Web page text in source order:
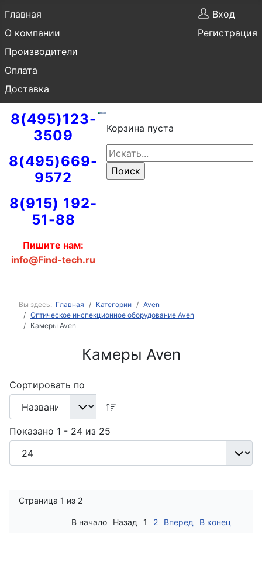
Главная
О компании
Производители
Оплата
Доставка
Вход
Регистрация
8(495)123-
3509
8(495)669-
9572
8(915) 192-
51-88
Пишите нам:
info@Find-tech.ru
Корзина пуста
Вы здесь: Главная Категории
Aven
Оптическое инспекционное оборудование Aven
Камеры Aven
Камеры Aven
Сортировать по
Показано 1 - 24 из 25
Страница 1 из 2
В начало Назад 1 2 Вперед В конец